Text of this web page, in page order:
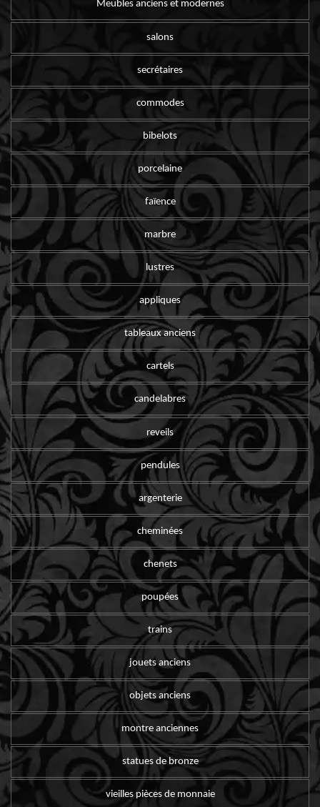
Meubles anciens et modernes
salons
secrétaires
commodes
bibelots
porcelaine
faïence
marbre
lustres
appliques
tableaux anciens
cartels
candelabres
reveils
pendules
argenterie
cheminées
chenets
poupées
trains
jouets anciens
objets anciens
montre anciennes
statues de bronze
vieilles pièces de monnaie